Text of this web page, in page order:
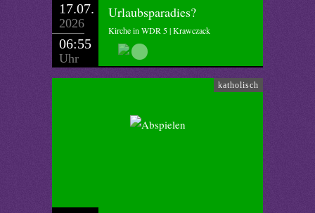
17.07.
2026
06:55
Uhr
Urlaubsparadies?
Kirche in WDR 5 | Krawczack
katholisch